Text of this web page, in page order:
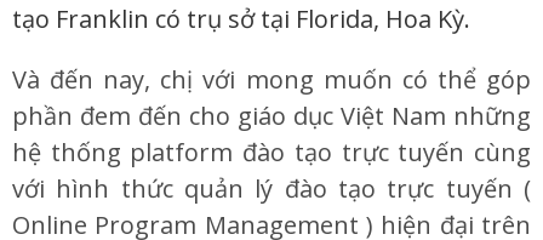
tạo Franklin có trụ sở tại Florida, Hoa Kỳ.
Và đến nay, chị với mong muốn có thể góp
phần đem đến cho giáo dục Việt Nam những
hệ thống platform đào tạo trực tuyến cùng
với hình thức quản lý đào tạo trực tuyến (
Online Program Management ) hiện đại trên